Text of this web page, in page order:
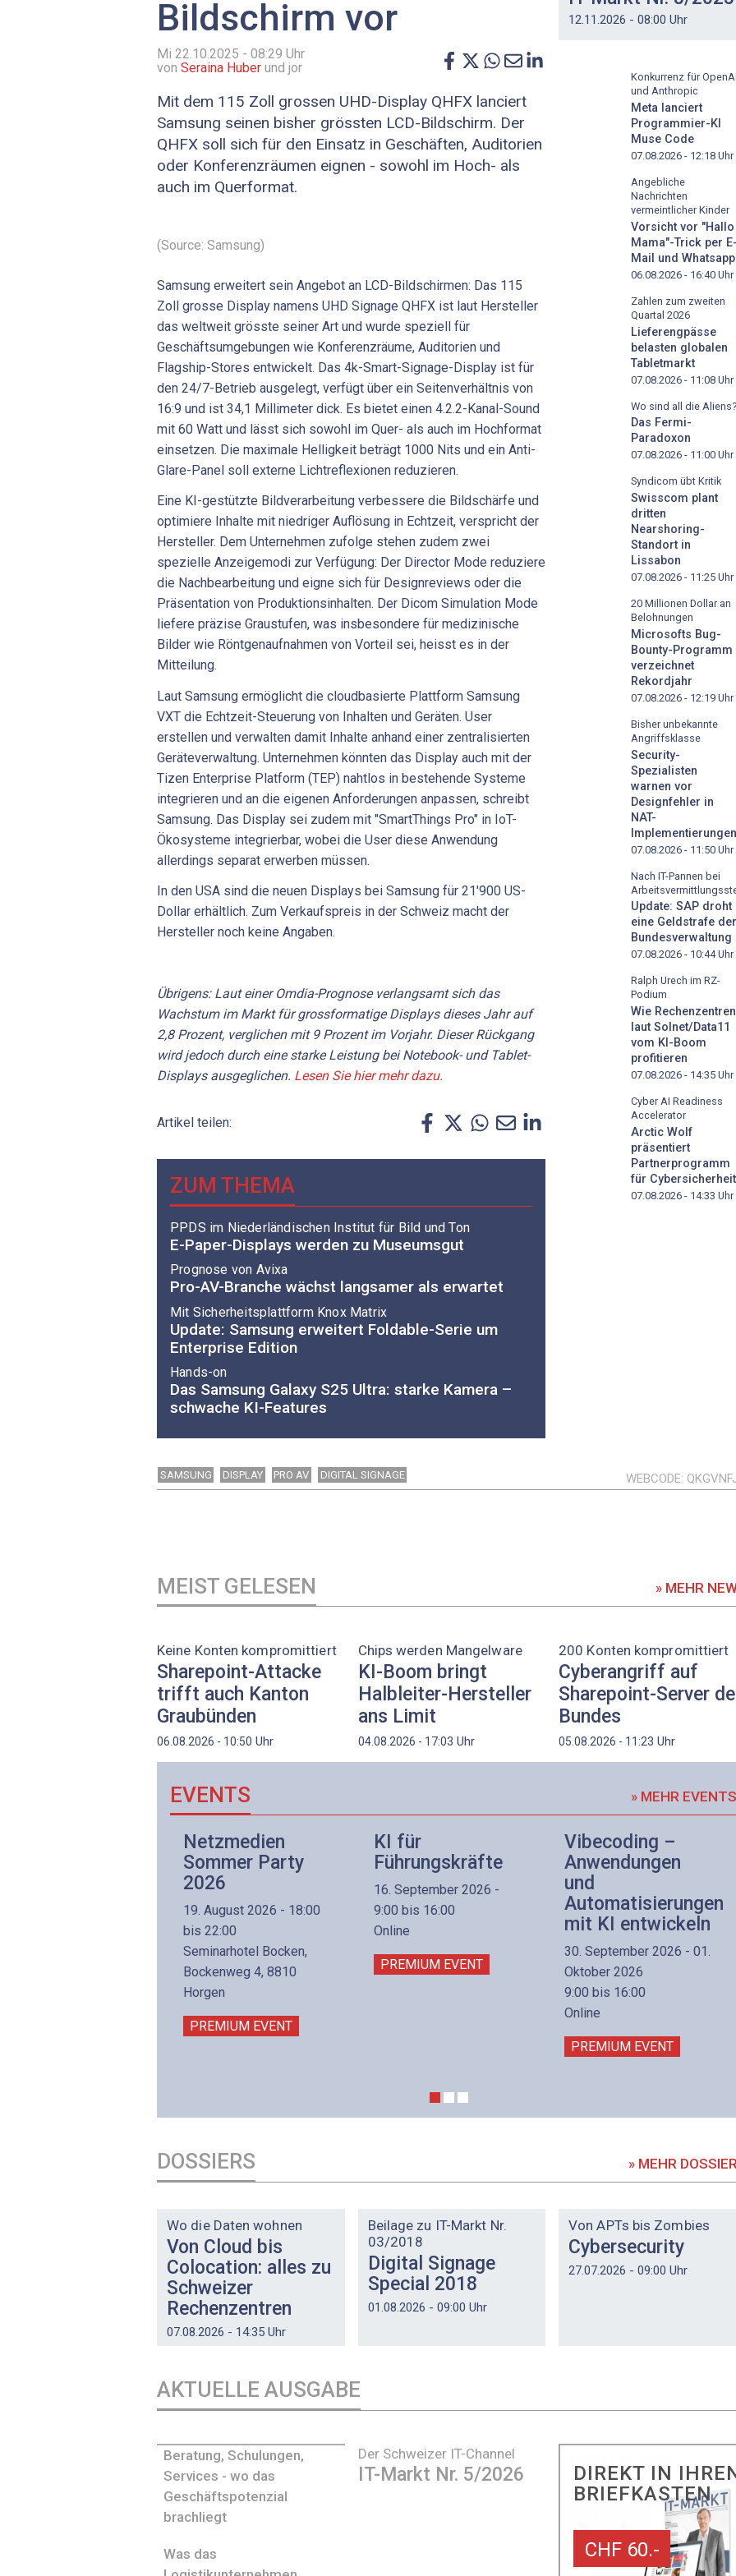
Bildschirm vor
Mi 22.10.2025 - 08:29 Uhr
von Seraina Huber und jor
Mit dem 115 Zoll grossen UHD-Display QHFX lanciert
Samsung seinen bisher grössten LCD-Bildschirm. Der
QHFX soll sich für den Einsatz in Geschäften, Auditorien
oder Konferenzräumen eignen - sowohl im Hoch- als
auch im Querformat.
(Source: Samsung)
Samsung erweitert sein Angebot an LCD-Bildschirmen: Das 115
Zoll grosse Display namens UHD Signage QHFX ist laut Hersteller
das weltweit grösste seiner Art und wurde speziell für
Geschäftsumgebungen wie Konferenzräume, Auditorien und
Flagship-Stores entwickelt. Das 4k-Smart-Signage-Display ist für
den 24/7-Betrieb ausgelegt, verfügt über ein Seitenverhältnis von
16:9 und ist 34,1 Millimeter dick. Es bietet einen 4.2.2-Kanal-Sound
mit 60 Watt und lässt sich sowohl im Quer- als auch im Hochformat
einsetzen. Die maximale Helligkeit beträgt 1000 Nits und ein Anti-
Glare-Panel soll externe Lichtreflexionen reduzieren.
Eine KI-gestützte Bildverarbeitung verbessere die Bildschärfe und
optimiere Inhalte mit niedriger Auflösung in Echtzeit, verspricht der
Hersteller. Dem Unternehmen zufolge stehen zudem zwei
spezielle Anzeigemodi zur Verfügung: Der Director Mode reduziere
die Nachbearbeitung und eigne sich für Designreviews oder die
Präsentation von Produktionsinhalten. Der Dicom Simulation Mode
liefere präzise Graustufen, was insbesondere für medizinische
Bilder wie Röntgenaufnahmen von Vorteil sei, heisst es in der
Mitteilung.
Laut Samsung ermöglicht die cloudbasierte Plattform Samsung
VXT die Echtzeit-Steuerung von Inhalten und Geräten. User
erstellen und verwalten damit Inhalte anhand einer zentralisierten
Geräteverwaltung. Unternehmen könnten das Display auch mit der
Tizen Enterprise Platform (TEP) nahtlos in bestehende Systeme
integrieren und an die eigenen Anforderungen anpassen, schreibt
Samsung. Das Display sei zudem mit "SmartThings Pro" in IoT-
Ökosysteme integrierbar, wobei die User diese Anwendung
allerdings separat erwerben müssen.
In den USA sind die neuen Displays bei Samsung für 21'900 US-
Dollar erhältlich. Zum Verkaufspreis in der Schweiz macht der
Hersteller noch keine Angaben.
Übrigens: Laut einer Omdia-Prognose verlangsamt sich das
Wachstum im Markt für grossformatige Displays dieses Jahr auf
2,8 Prozent, verglichen mit 9 Prozent im Vorjahr. Dieser Rückgang
wird jedoch durch eine starke Leistung bei Notebook- und Tablet-
Displays ausgeglichen. Lesen Sie hier mehr dazu.
Artikel teilen:
ZUM THEMA
PPDS im Niederländischen Institut für Bild und Ton
E-Paper-Displays werden zu Museumsgut
Prognose von Avixa
Pro-AV-Branche wächst langsamer als erwartet
Mit Sicherheitsplattform Knox Matrix
Update: Samsung erweitert Foldable-Serie um
Enterprise Edition
Hands-on
Das Samsung Galaxy S25 Ultra: starke Kamera –
schwache KI-Features
12.11.2026 - 08:00 Uhr
Konkurrenz für OpenAI
und Anthropic
Meta lanciert
Programmier-KI
Muse Code
07.08.2026 - 12:18 Uhr
Angebliche
Nachrichten
vermeintlicher Kinder
Vorsicht vor "Hallo
Mama"-Trick per E-
Mail und Whatsapp
06.08.2026 - 16:40 Uhr
Zahlen zum zweiten
Quartal 2026
Lieferengpässe
belasten globalen
Tabletmarkt
07.08.2026 - 11:08 Uhr
Wo sind all die Aliens?
Das Fermi-
Paradoxon
07.08.2026 - 11:00 Uhr
Syndicom übt Kritik
Swisscom plant
dritten
Nearshoring-
Standort in
Lissabon
07.08.2026 - 11:25 Uhr
20 Millionen Dollar an
Belohnungen
Microsofts Bug-
Bounty-Programm
verzeichnet
Rekordjahr
07.08.2026 - 12:19 Uhr
Bisher unbekannte
Angriffsklasse
Security-
Spezialisten
warnen vor
Designfehler in
NAT-
Implementierungen
07.08.2026 - 11:50 Uhr
Nach IT-Pannen bei
Update: SAP droht
eine Geldstrafe der
Bundesverwaltung
07.08.2026 - 10:44Uhr
Ralph Urech im RZ-
Podium
Wie Rechenzentren
laut Solnet/Data11
vom KI-Boom
profitieren
07.08.2026 - 14:35 Uhr
Cyber AI Readiness
Accelerator
Arctic Wolf
präsentiert
Partnerprogramm
für Cybersicherheit
07.08.2026 - 14:33 Uhr
SAMSUNG DISPLAY PRO AV DIGITAL SIGNAGE WEBCODE
MEIST GELESEN » MEHR
Keine Konten kompromittiert
Sharepoint-Attacke
trifft auch Kanton
Graubünden
06.08.2026 - 10:50 Uhr
Chips werden Mangelware
KI-Boom bringt
Halbleiter-Hersteller
ans Limit
04.08.2026 - 17:03 Uhr
200 Konten kompromittiert
Cyberangriff auf
Sharepoint-Server
Bundes
05.08.2026 - 11:23 Uhr
EVENTS » MEHR EVENTS
Netzmedien
Sommer Party
2026
19. August 2026 - 18:00
bis 22:00
Seminarhotel Bocken,
Bockenweg 4, 8810
Horgen
PREMIUM EVENT
KI für
Führungskräfte
16. September 2026 -
9:00 bis 16:00
Online
PREMIUM EVENT
Vibecoding –
Anwendungen
und
Automatisierungen
mit KI entwickeln
30. September 2026 - 01.
Oktober 2026
9:00 bis 16:00
Online
PREMIUM EVENT
DOSSIERS » MEHR
Wo die Daten wohnen
Von Cloud bis
Colocation: alles zu
Schweizer
Rechenzentren
07.08.2026 - 14:35 Uhr
Beilage zu IT-Markt Nr.
03/2018
Digital Signage
Special 2018
01.08.2026 - 09:00 Uhr
Von APTs bis Zombies
Cybersecurity
27.07.2026 - 09:00 Uhr
AKTUELLE AUSGABE
Der Schweizer IT-Channel
IT-Markt Nr. 5/2026
Beratung, Schulungen,
Services - wo das
Geschäftspotenzial
brachliegt
Was das
DIREKT IN
BRIEFKASTEN
CHF 60.-